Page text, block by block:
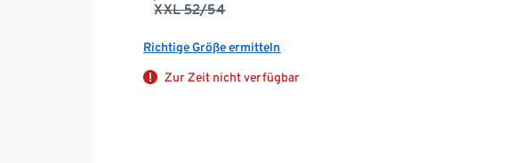
XXL 52/54
Richtige Größe ermitteln
Zur Zeit nicht verfügbar